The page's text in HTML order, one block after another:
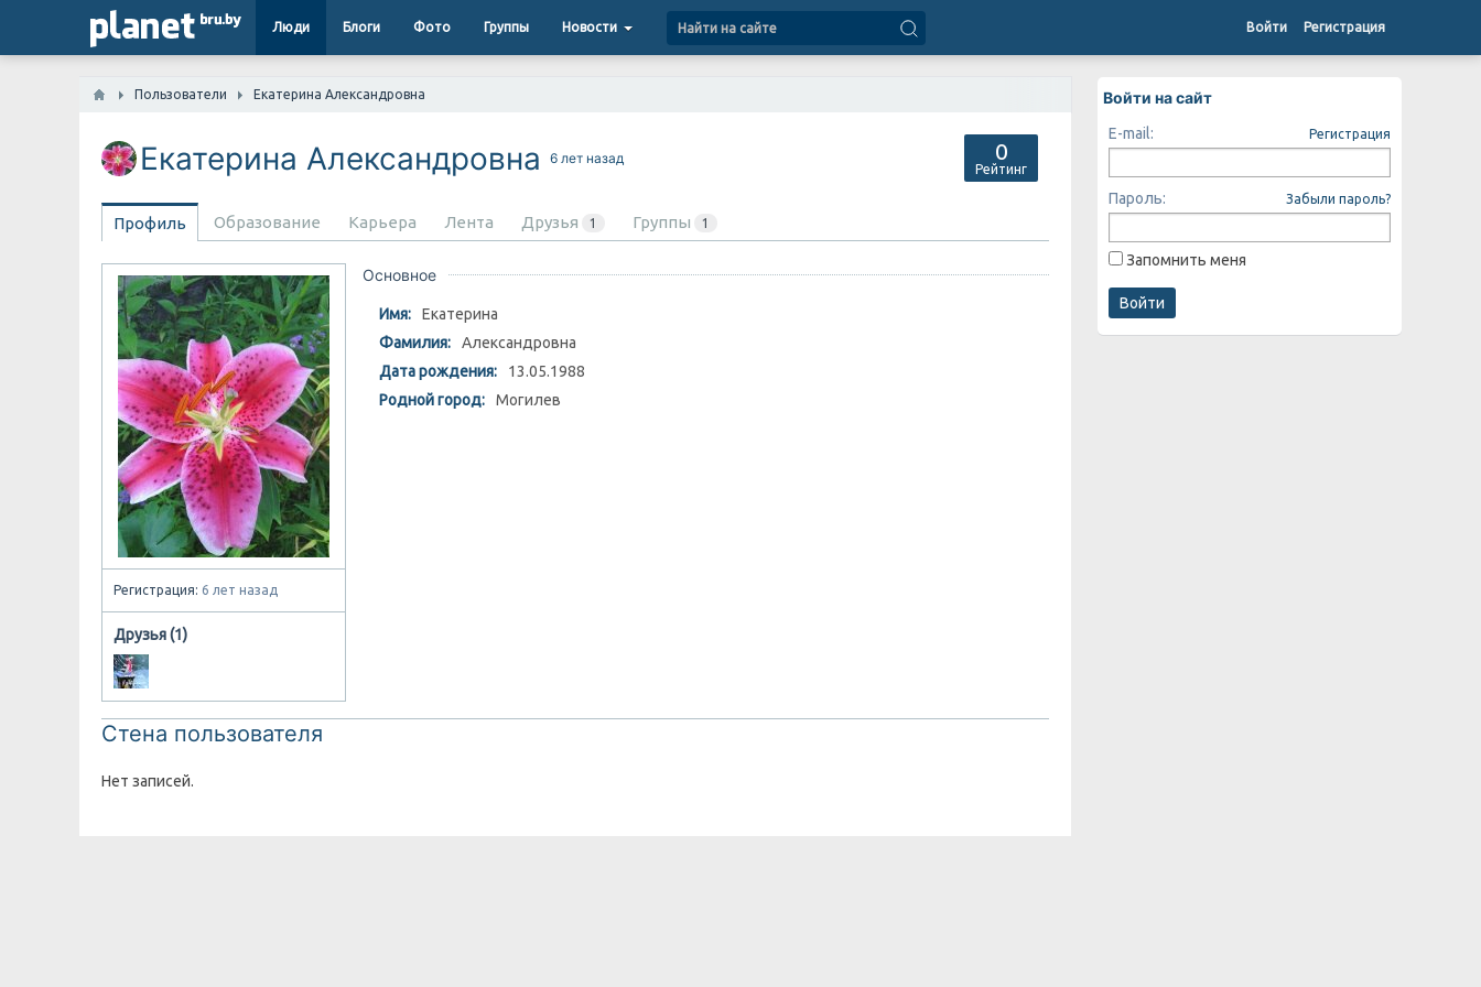
Люди Блоги Фото Группы Новости
Блоги
Группы
Новости
Войти Регистрация
Пользователи Екатерина Александровна
Екатерина Александровна 6 лет назад 0
Рейтинг
Профиль Образование Карьера Лента Друзья 1 Группы 1
Регистрация: 6 лет назад
Друзья (1)
Основное
Имя:
Екатерина
Фамилия:
Александровна
Дата рождения:
13.05.1988
Родной город:
Могилев
Стена пользователя
Нет записей.
Войти на сайт
E-mail: Регистрация
Пароль: Забыли пароль?
Запомнить меня